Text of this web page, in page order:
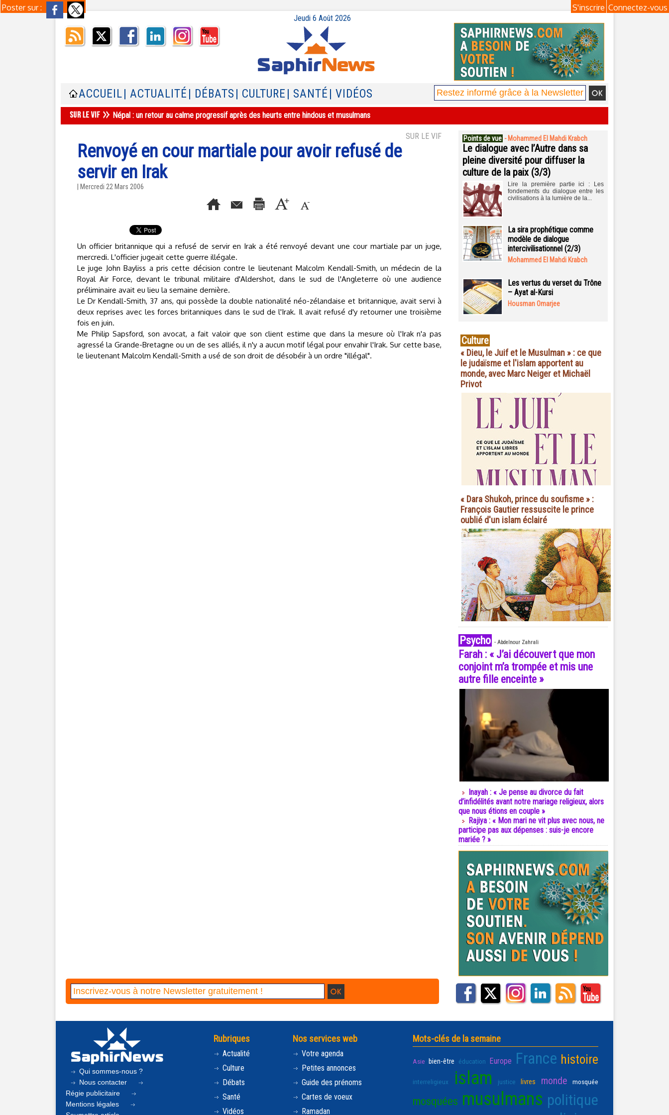
Poster sur : Connectez-vous
S'inscrire
Jeudi 6 Août 2026
ACCUEIL | ACTUALITÉ | DÉBATS | CULTURE | SANTÉ | VIDÉOS
Népal : un retour au calme progressif après des heurts entre hindous et musulmans
SUR LE VIF
Renvoyé en cour martiale pour avoir refusé de
servir en Irak
| Mercredi 22 Mars 2006
Un officier britannique qui a refusé de servir en Irak a été renvoyé devant une cour martiale par un juge,
mercredi. L'officier jugeait cette guerre illégale.
Le juge John Bayliss a pris cette décision contre le lieutenant Malcolm Kendall-Smith, un médecin de la
Royal Air Force, devant le tribunal militaire d'Aldershot, dans le sud de l'Angleterre où une audience
préliminaire avait eu lieu la semaine dernière.
Le Dr Kendall-Smith, 37 ans, qui possède la double nationalité néo-zélandaise et britannique, avait servi à
deux reprises avec les forces britanniques dans le sud de l'Irak. Il avait refusé d'y retourner une troisième
fois en juin.
Me Philip Sapsford, son avocat, a fait valoir que son client estime que dans la mesure où l'Irak n'a pas
agressé la Grande-Bretagne ou un de ses alliés, il n'y a aucun motif légal pour envahir l'Irak. Sur cette base,
le lieutenant Malcolm Kendall-Smith a usé de son droit de désobéir à un ordre "illégal".
Points de vue - Mohammed El Mahdi Krabch
Le dialogue avec l’Autre dans sa
pleine diversité pour diffuser la
culture de la paix (3/3)
Lire la première partie ici : Les
fondements du dialogue entre les
civilisations à la lumière de la...
La sira prophétique comme
modèle de dialogue
intercivilisationnel (2/3)
Mohammed El Mahdi Krabch
Les vertus du verset du Trône
– Ayat al-Kursi
Housman Omarjee
Culture
« Dieu, le Juif et le Musulman » : ce que
le judaïsme et l'islam apportent au
monde, avec Marc Neiger et Michaël
Privot
« Dara Shukoh, prince du soufisme » :
François Gautier ressuscite le prince
oublié d'un islam éclairé
Psycho - Abdelnour Zahrali
Farah : « J’ai découvert que mon
conjoint m’a trompée et mis une
autre fille enceinte »
Inayah : « Je pense au divorce du fait
d’infidélités avant notre mariage religieux, alors
que nous étions en couple »
Rajiya : « Mon mari ne vit plus avec nous, ne
participe pas aux dépenses : suis-je encore
mariée ? »
Qui sommes-nous ?
Nous contacter
Régie publicitaire
Mentions légales
Rubriques
Actualité
Culture
Débats
Santé
Vidéos
Nos services web
Votre agenda
Petites annonces
Guide des prénoms
Cartes de voeux
Ramadan
Mots-clés de la semaine
Asie bien-être éducation Europe France histoire
interreligieux islam justice livres monde mosquée
mosquées musulmans politique